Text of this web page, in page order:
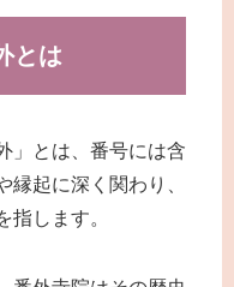
とは
」とは、番号には含
縁起に深く関わり、
指します。